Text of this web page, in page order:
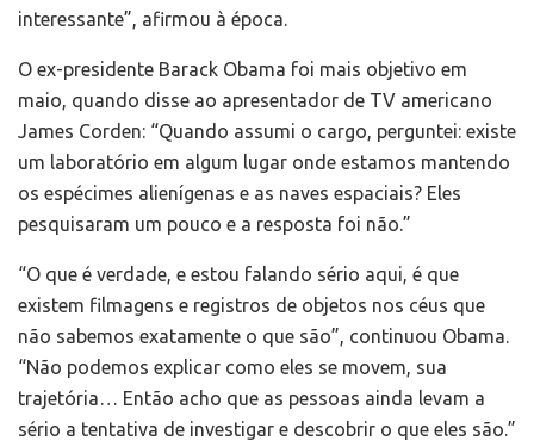
interessante”, afirmou à época.
O ex-presidente Barack Obama foi mais objetivo em
maio, quando disse ao apresentador de TV americano
James Corden: “Quando assumi o cargo, perguntei: existe
um laboratório em algum lugar onde estamos mantendo
os espécimes alienígenas e as naves espaciais? Eles
pesquisaram um pouco e a resposta foi não.”
“O que é verdade, e estou falando sério aqui, é que
existem filmagens e registros de objetos nos céus que
não sabemos exatamente o que são”, continuou Obama.
“Não podemos explicar como eles se movem, sua
trajetória… Então acho que as pessoas ainda levam a
sério a tentativa de investigar e descobrir o que eles são.”